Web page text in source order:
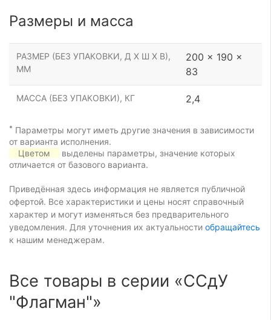
Размеры и масса
РАЗМЕР (БЕЗ УПАКОВКИ, Д Х Ш Х В),
ММ
200 x 190 x
83
МАССА (БЕЗ УПАКОВКИ), КГ 2,4
* Параметры могут иметь другие значения в зависимости
от варианта исполнения.
Цветом
выделены параметры, значение которых
отличается от базового варианта.
Приведённая здесь информация не является публичной
офертой. Все характеристики и цены носят справочный
характер и могут изменяться без предварительного
уведомления. Для уточнения их актуальности обращайтесь
к нашим менеджерам.
Все товары в серии «ССдУ
"Флагман"»